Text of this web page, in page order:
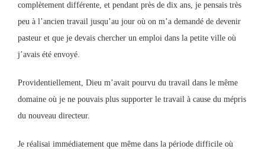
complètement différente, et pendant près de dix ans, je pensais très
peu à l’ancien travail jusqu’au jour où on m’a demandé de devenir
pasteur et que je devais chercher un emploi dans la petite ville où
j’avais été envoyé.
Providentiellement, Dieu m’avait pourvu du travail dans le même
domaine où je ne pouvais plus supporter le travail à cause du mépris
du nouveau directeur.
Je réalisai immédiatement que même dans la période difficile où